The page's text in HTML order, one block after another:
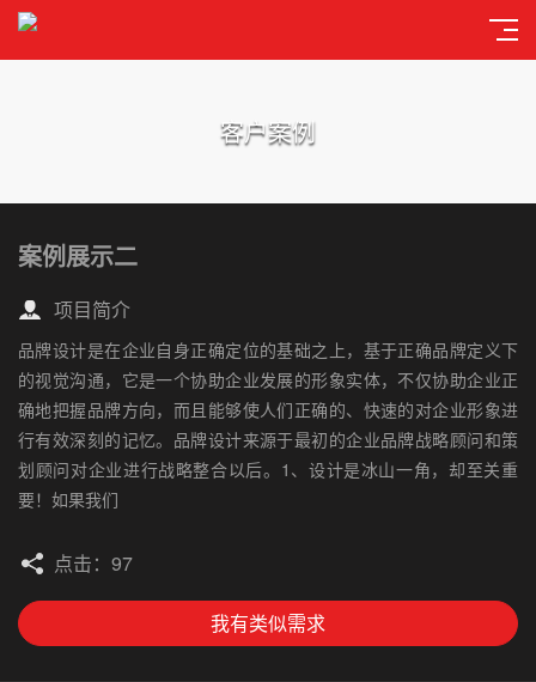
客户案例
案例展示二
项目简介
品牌设计是在企业自身正确定位的基础之上，基于正确品牌定义下
的视觉沟通，它是一个协助企业发展的形象实体，不仅协助企业正
确地把握品牌方向，而且能够使人们正确的、快速的对企业形象进
行有效深刻的记忆。品牌设计来源于最初的企业品牌战略顾问和策
划顾问对企业进行战略整合以后。1、设计是冰山一角，却至关重
要！如果我们
点击：97
我有类似需求